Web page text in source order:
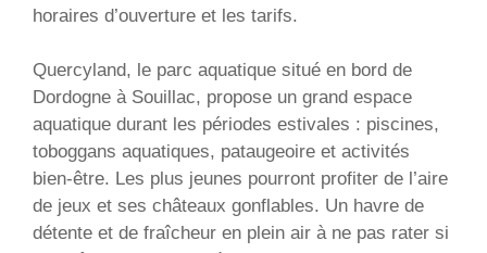
horaires d’ouverture et les tarifs.
Quercyland, le parc aquatique situé en bord de
Dordogne à Souillac, propose un grand espace
aquatique durant les périodes estivales : piscines,
toboggans aquatiques, pataugeoire et activités
bien-être. Les plus jeunes pourront profiter de l’aire
de jeux et ses châteaux gonflables. Un havre de
détente et de fraîcheur en plein air à ne pas rater si